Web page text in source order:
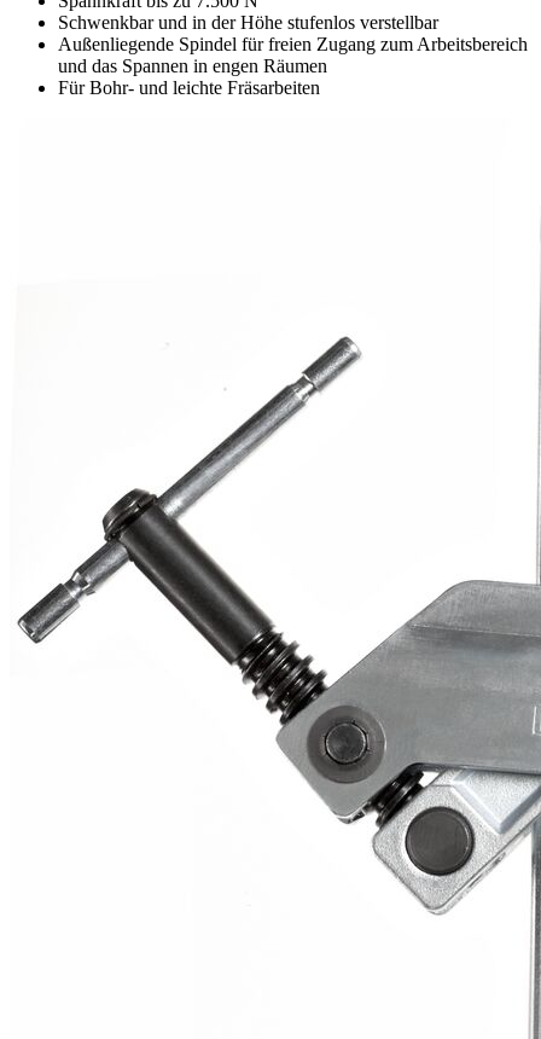
Schwenkbar und in der Höhe stufenlos verstellbar
Außenliegende Spindel für freien Zugang zum Arbeitsbereich
und das Spannen in engen Räumen
Für Bohr- und leichte Fräsarbeiten